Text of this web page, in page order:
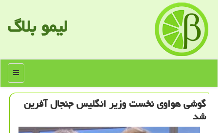
لیمو بلاگ
منو
گوشی هواوی نخست وزیر انگلیس جنجال آفرین
شد